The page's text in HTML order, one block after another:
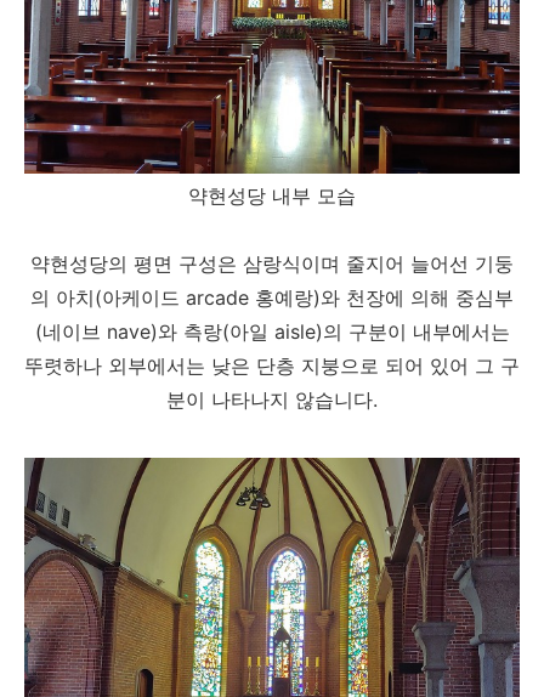
약현성당 내부 모습
약현성당의 평면 구성은 삼랑식이며 줄지어 늘어선 기둥
의 아치(아케이드 arcade 홍예랑)와 천장에 의해 중심부
(네이브 nave)와 측랑(아일 aisle)의 구분이 내부에서는
뚜렷하나 외부에서는 낮은 단층 지붕으로 되어 있어 그 구
분이 나타나지 않습니다.